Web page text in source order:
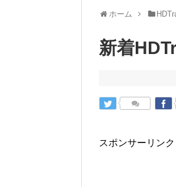
ホーム
新着
スポンサーリンク